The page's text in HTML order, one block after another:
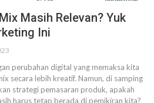
Masih Relevan? Yuk
Ini
perubahan digital yang memaksa kita
secara lebih kreatif. Namun, di samping
strategi pemasaran produk, apakah
harus tetap berada di pemikiran kita?